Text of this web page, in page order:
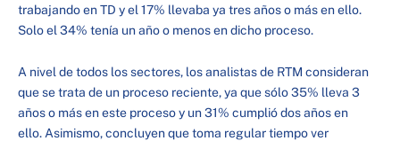
trabajando en TD y el 17% llevaba ya tres años o más en ello.
Solo el 34% tenía un año o menos en dicho proceso.
A nivel de todos los sectores, los analistas de RTM consideran
que se trata de un proceso reciente, ya que sólo 35% lleva 3
años o más en este proceso y un 31% cumplió dos años en
ello. Asimismo, concluyen que toma regular tiempo ver